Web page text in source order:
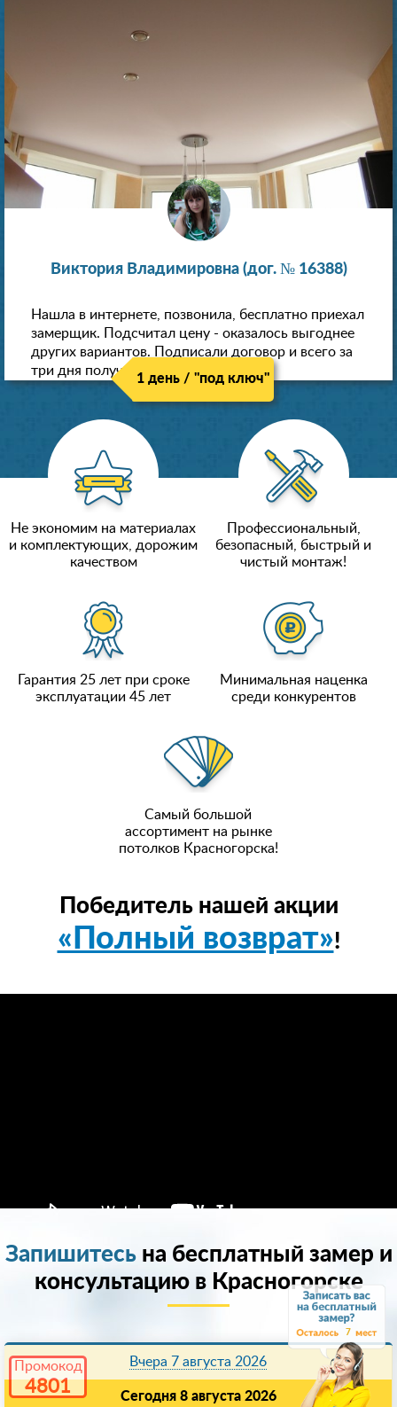
7
Промокод
4801
Виктория Владимировна (дог. № 16388)
Нашла в интернете, позвонила, бесплатно приехал
замерщик. Подсчитал цену - оказалось выгоднее
других вариантов. Подписали договор и всего за
три дня получили новые потолки!
1 день / "под ключ"
Не экономим на материалах
и комплектующих, дорожим
качеством
Профессиональный,
безопасный, быстрый и
чистый монтаж!
Гарантия 25 лет при сроке
эксплуатации 45 лет
Минимальная наценка
среди конкурентов
Самый большой
ассортимент на рынке
потолков Красногорска!
Победитель нашей акции
«Полный возврат»!
Запишитесьна бесплатный замер и
консультацию в Красногорске
Вчера 7 августа 2026
Сегодня 8 августа 2026